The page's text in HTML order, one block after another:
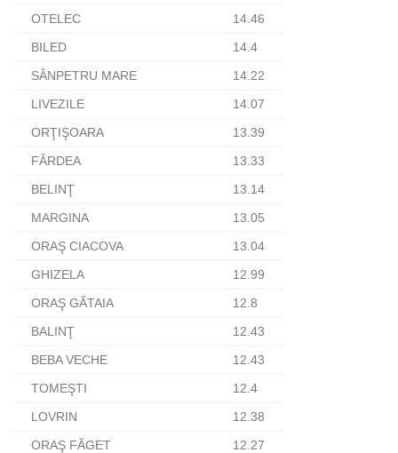
OTELEC 14.46
BILED 14.4
SÂNPETRU MARE 14.22
LIVEZILE 14.07
ORŢIŞOARA 13.39
FÂRDEA 13.33
BELINŢ 13.14
MARGINA 13.05
ORAŞ CIACOVA 13.04
GHIZELA 12.99
ORAŞ GĂTAIA 12.8
BALINŢ 12.43
BEBA VECHE 12.43
TOMEŞTI 12.4
LOVRIN 12.38
ORAŞ FĂGET 12.27